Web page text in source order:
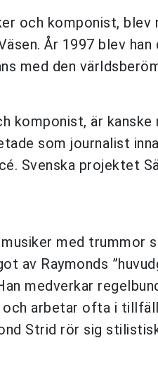
och komponist, blev
År 1997 blev
med den
komponist, är kanske
som journalist
Svenska projektet
med trummor
av Raymonds
medverkar
och arbetar ofta i
Strid rör sig